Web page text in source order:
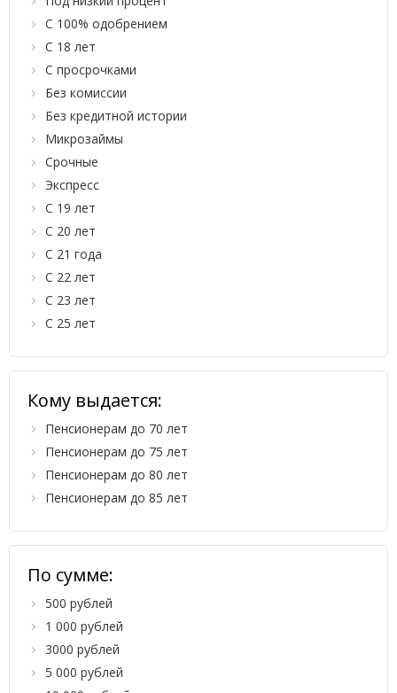
С 100% одобрением
С 18 лет
С просрочками
Без комиссии
Без кредитной истории
Микрозаймы
Срочные
Экспресс
С 19 лет
С 20 лет
С 21 года
С 22 лет
С 23 лет
С 25 лет
Кому выдается:
Пенсионерам до 70 лет
Пенсионерам до 75 лет
Пенсионерам до 80 лет
Пенсионерам до 85 лет
По сумме:
500 рублей
1 000 рублей
3000 рублей
5 000 рублей